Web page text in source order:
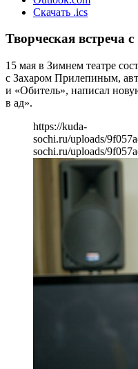
Скачать .ics
Творческая встреча
15 мая в Зимнем театре
с Захаром Прилепиным,
и «Обитель», написал
в ад».
https://kuda-
sochi.ru/uploads/
sochi.ru/uploads/